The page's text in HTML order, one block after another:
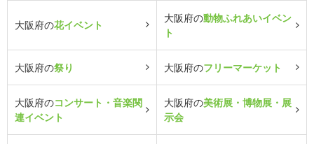
大阪府の花イベント
大阪府の動物ふれあいイベン
ト
大阪府の祭り 大阪府のフリーマーケット
大阪府のコンサート・音楽関
連イベント
大阪府の美術展・博物展・展
示会